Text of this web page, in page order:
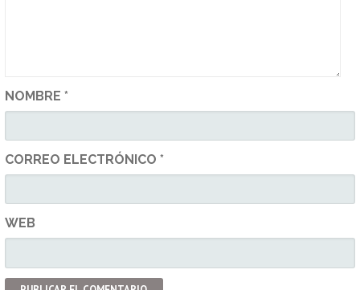
NOMBRE*
CORREO ELECTRÓNICO*
WEB